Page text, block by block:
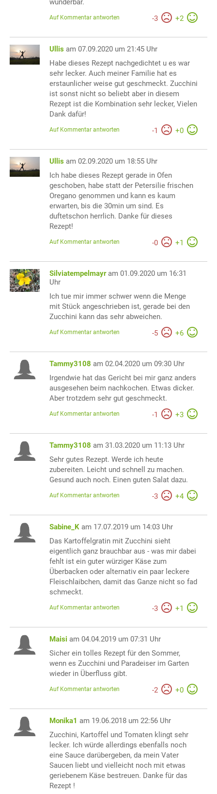
wunderbar.
-3 +2
Auf Kommentar antworten
Ullis am 07.09.2020 um 21:45 Uhr
Habe dieses Rezept nachgedichtet u es war
sehr lecker. Auch meiner Familie hat es
erstaunlicher weise gut geschmeckt. Zucchini
ist sonst nicht so beliebt aber in diesem
Rezept ist die Kombination sehr lecker, Vielen
Dank dafür!
-1 +0
Auf Kommentar antworten
Ullis am 02.09.2020 um 18:55 Uhr
Ich habe dieses Rezept gerade in Ofen
geschoben, habe statt der Petersilie frischen
Oregano genommen und kann es kaum
erwarten, bis die 30min um sind. Es
duftetschon herrlich. Danke für dieses
Rezept!
-0 +1
Auf Kommentar antworten
Silviatempelmayr am 01.09.2020 um 16:31
Uhr
Ich tue mir immer schwer wenn die Menge
mit Stück angeschrieben ist, gerade bei den
Zucchini kann das sehr abweichen.
-5 +6
Auf Kommentar antworten
Tammy3108 am 02.04.2020 um 09:30 Uhr
Irgendwie hat das Gericht bei mir ganz anders
ausgesehen beim nachkochen. Etwas dicker.
Aber trotzdem sehr gut geschmeckt.
-1 +3
Auf Kommentar antworten
Tammy3108 am 31.03.2020 um 11:13 Uhr
Sehr gutes Rezept. Werde ich heute
zubereiten. Leicht und schnell zu machen.
Gesund auch noch. Einen guten Salat dazu.
-3 +4
Auf Kommentar antworten
Sabine_K am 17.07.2019 um 14:03 Uhr
Das Kartoffelgratin mit Zucchini sieht
eigentlich ganz brauchbar aus - was mir dabei
fehlt ist ein guter würziger Käse zum
Überbacken oder alternativ ein paar leckere
Fleischlaibchen, damit das Ganze nicht so fad
schmeckt.
-3 +1
Auf Kommentar antworten
Maisi am 04.04.2019 um 07:31 Uhr
Sicher ein tolles Rezept für den Sommer,
wenn es Zucchini und Paradeiser im Garten
wieder in Überfluss gibt.
-2 +0
Auf Kommentar antworten
Monika1 am 19.06.2018 um 22:56 Uhr
Zucchini, Kartoffel und Tomaten klingt sehr
lecker. Ich würde allerdings ebenfalls noch
eine Sauce darübergeben, da mein Vater
Saucen liebt und vielleicht noch mit etwas
geriebenem Käse bestreuen. Danke für das
Rezept !